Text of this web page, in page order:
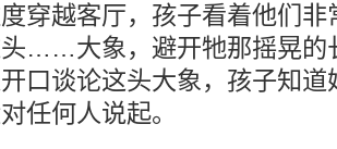
度穿越客厅，孩子看着他
……大象，避开牠那摇晃的
口谈论这头大象，孩子知
任何人说起。